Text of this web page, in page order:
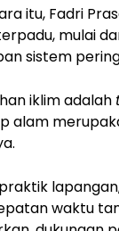
itu, Fadri
mulai
sistem
iklim adalah
alam
praktik
waktu